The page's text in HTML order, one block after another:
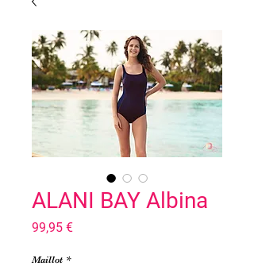
ALANI BAY Albina
99,95 €Prix
Maillot *